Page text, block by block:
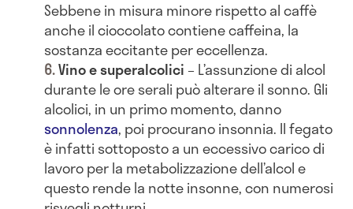
Sebbene in misura minore rispetto al caffè
anche il cioccolato contiene caffeina, la
sostanza eccitante per eccellenza.
Vino e superalcolici – L’assunzione di alcol
durante le ore serali può alterare il sonno. Gli
alcolici, in un primo momento, danno
sonnolenza, poi procurano insonnia. Il fegato
è infatti sottoposto a un eccessivo carico di
lavoro per la metabolizzazione dell’alcol e
questo rende la notte insonne, con numerosi